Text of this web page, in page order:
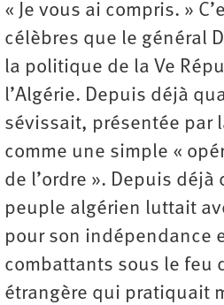
« Je vous ai compris. »
célèbres que le général
la politique de la Ve
l’Algérie. Depuis déjà
sévissait, présentée par
comme une simple «
de l’ordre ». Depuis déjà
peuple algérien luttait
pour son indépendance
combattants sous le feu
étrangère qui pratiquait